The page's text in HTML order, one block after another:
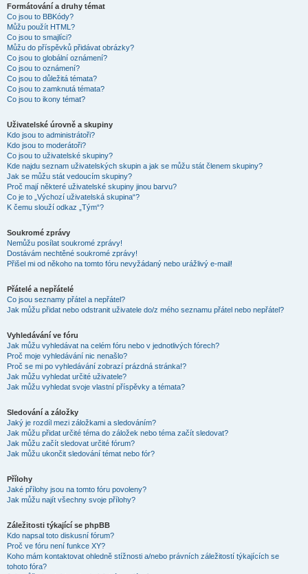
Formátování a druhy témat
Co jsou to BBKódy?
Můžu použít HTML?
Co jsou to smajlíci?
Můžu do příspěvků přidávat obrázky?
Co jsou to globální oznámení?
Co jsou to oznámení?
Co jsou to důležitá témata?
Co jsou to zamknutá témata?
Co jsou to ikony témat?
Uživatelské úrovně a skupiny
Kdo jsou to administrátoři?
Kdo jsou to moderátoři?
Co jsou to uživatelské skupiny?
Kde najdu seznam uživatelských skupin a jak se můžu stát členem skupiny?
Jak se můžu stát vedoucím skupiny?
Proč mají některé uživatelské skupiny jinou barvu?
Co je to „Výchozí uživatelská skupina“?
K čemu slouží odkaz „Tým“?
Soukromé zprávy
Nemůžu posílat soukromé zprávy!
Dostávám nechtěné soukromé zprávy!
Přišel mi od někoho na tomto fóru nevyžádaný nebo urážlivý e-mail!
Přátelé a nepřátelé
Co jsou seznamy přátel a nepřátel?
Jak můžu přidat nebo odstranit uživatele do/z mého seznamu přátel nebo nepřátel?
Vyhledávání ve fóru
Jak můžu vyhledávat na celém fóru nebo v jednotlivých fórech?
Proč moje vyhledávání nic nenašlo?
Proč se mi po vyhledávání zobrazí prázdná stránka!?
Jak můžu vyhledat určité uživatele?
Jak můžu vyhledat svoje vlastní příspěvky a témata?
Sledování a záložky
Jaký je rozdíl mezi záložkami a sledováním?
Jak můžu přidat určité téma do záložek nebo téma začít sledovat?
Jak můžu začít sledovat určité fórum?
Jak můžu ukončit sledování témat nebo fór?
Přílohy
Jaké přílohy jsou na tomto fóru povoleny?
Jak můžu najít všechny svoje přílohy?
Záležitosti týkající se phpBB
Kdo napsal toto diskusní fórum?
Proč ve fóru není funkce XY?
Koho mám kontaktovat ohledně stížnosti a/nebo právních záležitostí týkajících se
tohoto fóra?